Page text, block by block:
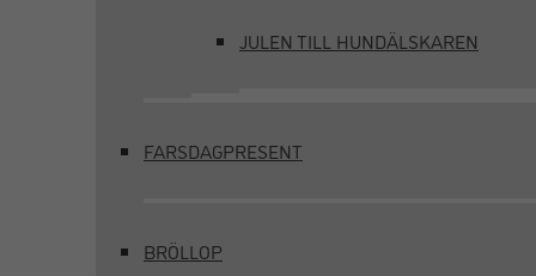
JULEN TILL HUNDÄLSKAREN
FARSDAGPRESENT
BRÖLLOP